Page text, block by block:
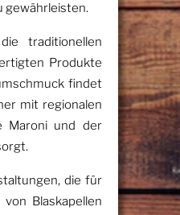
gewährleisten.
traditionellen
Produkte
findet
mit regionalen
Maroni und der
die für
Blaskapellen